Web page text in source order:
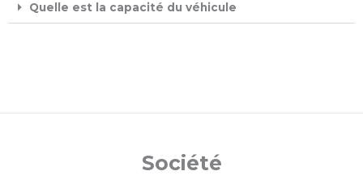
Quelle est la capacité du véhicule
Société